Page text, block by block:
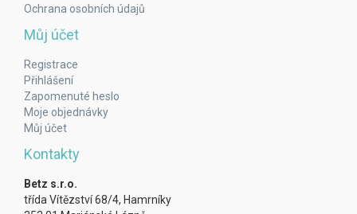
Ochrana osobních údajů
Můj účet
Registrace
Přihlášení
Zapomenuté heslo
Moje objednávky
Můj účet
Kontakty
Betz s.r.o.
třída Vítězství 68/4, Hamrníky